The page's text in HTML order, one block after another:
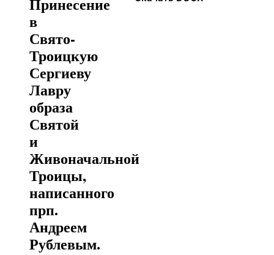
в
Свято-
Троицкую
Сергиеву
Лавру
образа
Святой
и
Живоначальной
Троицы,
написанного
прп.
Андреем
Рублевым.